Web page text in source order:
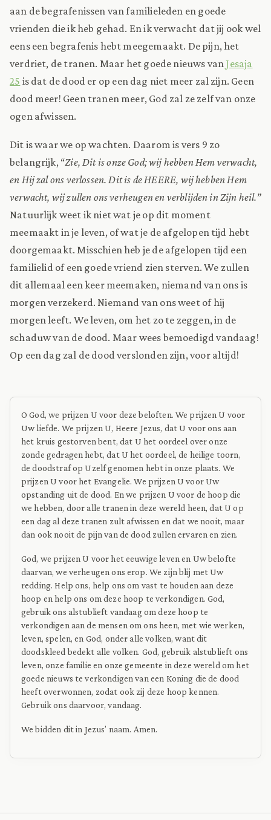
aan de begrafenissen van familieleden en goede
vrienden die ik heb gehad. En ik verwacht dat jij ook wel
eens een begrafenis hebt meegemaakt. De pijn, het
verdriet, de tranen. Maar het goede nieuws vanJesaja
25 is dat de dood er op een dag niet meer zal zijn. Geen
dood meer! Geen tranen meer, God zal ze zelf van onze
ogen afwissen.
Dit is waar we op wachten. Daarom is vers 9 zo
belangrijk, “Zie, Dit is onze God; wij hebben Hem verwacht,
en Hij zal ons verlossen. Dit is de HEERE, wij hebben Hem
verwacht, wij zullen ons verheugen en verblijden in Zijn heil.”
Natuurlijk weet ik niet wat je op dit moment
meemaakt in je leven, of wat je de afgelopen tijd hebt
doorgemaakt. Misschien heb je de afgelopen tijd een
familielid of een goede vriend zien sterven. We zullen
dit allemaal een keer meemaken, niemand van ons is
morgen verzekerd. Niemand van ons weet of hij
morgen leeft. We leven, om het zo te zeggen, in de
schaduw van de dood. Maar wees bemoedigd vandaag!
Op een dag zal de dood verslonden zijn, voor altijd!
O God, we prijzen U voor deze beloften. We prijzen U voor
Uw liefde. We prijzen U, Heere Jezus, dat U voor ons aan
het kruis gestorven bent, dat U het oordeel over onze
zonde gedragen hebt, dat U het oordeel, de heilige toorn,
de doodstraf op Uzelf genomen hebt in onze plaats. We
prijzen U voor het Evangelie. We prijzen U voor Uw
opstanding uit de dood. En we prijzen U voor de hoop die
we hebben, door alle tranen in deze wereld heen, dat U op
een dag al deze tranen zult afwissen en dat we nooit, maar
dan ook nooit de pijn van de dood zullen ervaren en zien.
God, we prijzen U voor het eeuwige leven en Uw belofte
daarvan, we verheugen ons erop. We zijn blij met Uw
redding. Help ons, help ons om vast te houden aan deze
hoop en help ons om deze hoop te verkondigen. God,
gebruik ons alstublieft vandaag om deze hoop te
verkondigen aan de mensen om ons heen, met wie werken,
leven, spelen, en God, onder alle volken, want dit
doodskleed bedekt alle volken. God, gebruik alstublieft ons
leven, onze familie en onze gemeente in deze wereld om het
goede nieuws te verkondigen van een Koning die de dood
heeft overwonnen, zodat ook zij deze hoop kennen.
Gebruik ons daarvoor, vandaag.
We bidden dit in Jezus’ naam. Amen.